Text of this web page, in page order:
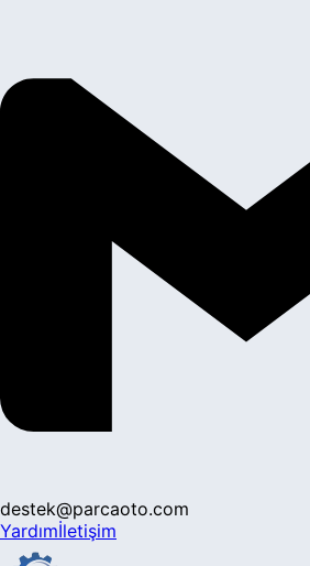
destek@parcaoto.com
Yardımİletişim